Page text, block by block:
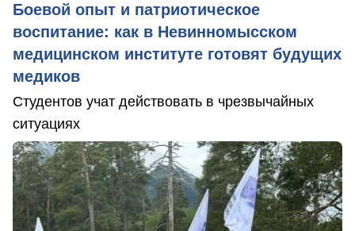
Боевой опыт и патриотическое
воспитание: как в Невинномысском
медицинском институте готовят будущих
медиков
Студентов учат действовать в чрезвычайных
ситуациях